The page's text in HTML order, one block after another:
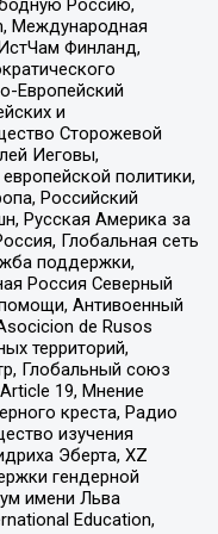
Россию,
Международная
Финланд,
Европейский
и
Сторожевой
Иеговы,
политики,
Российский
Русская Америка за
Глобальная сеть
поддержки,
Россия Северный
Антивоенный
de Rusos
территорий,
Глобальный союз
19, Мнение
креста, Радио
изучения
Эберта, XZ
гендерной
имени Льва
Education,